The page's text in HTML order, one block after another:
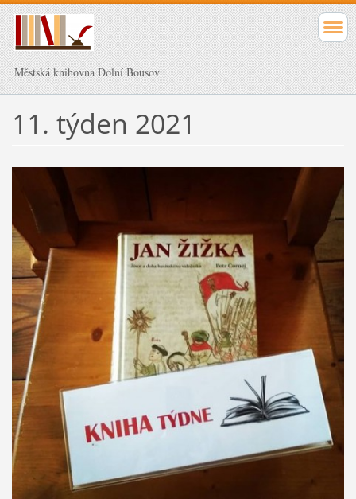
Městská knihovna Dolní Bousov
11. týden 2021